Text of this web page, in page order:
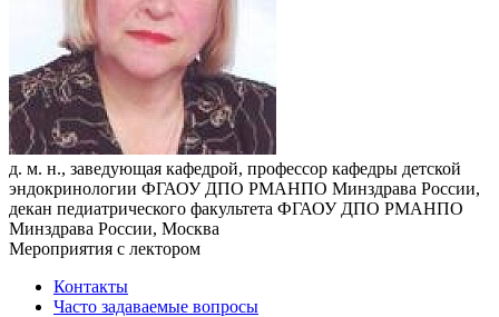
д. м. н., заведующая кафедрой, профессор кафедры детской
эндокринологии ФГАОУ ДПО РМАНПО Минздрава России,
декан педиатрического факультета ФГАОУ ДПО РМАНПО
Минздрава России, Москва
Мероприятия с лектором
Контакты
Часто задаваемые вопросы